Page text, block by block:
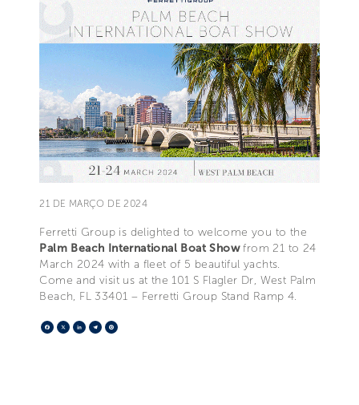
21 DE MARÇO DE 2024
Ferretti Group is delighted to welcome you to the
Palm Beach International Boat Showfrom 21 to 24
March 2024 with a fleet of 5 beautiful yachts.
Come and visit us at the 101 S Flagler Dr, West Palm
Beach, FL 33401 – Ferretti Group Stand Ramp 4.
Facebook
X LinkedIn
Telegram